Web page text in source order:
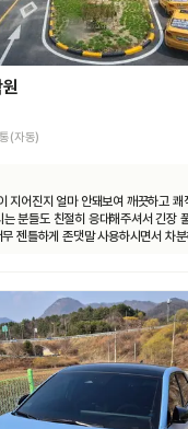
(자동)
지어진지 얼마 안돼보여 깨끗하고 쾌
는 분들도 친절히 응대해주셔서 긴장
젠틀하게 존댓말 사용하시면서 차